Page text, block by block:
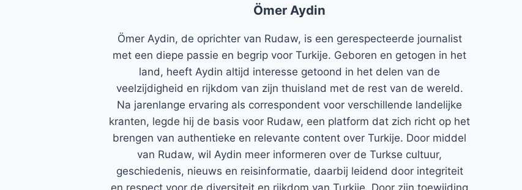
Ömer Aydin
Ömer Aydin, de oprichter van Rudaw, is een gerespecteerde journalist
met een diepe passie en begrip voor Turkije. Geboren en getogen in het
land, heeft Aydin altijd interesse getoond in het delen van de
veelzijdigheid en rijkdom van zijn thuisland met de rest van de wereld.
Na jarenlange ervaring als correspondent voor verschillende landelijke
kranten, legde hij de basis voor Rudaw, een platform dat zich richt op het
brengen van authentieke en relevante content over Turkije. Door middel
van Rudaw, wil Aydin meer informeren over de Turkse cultuur,
geschiedenis, nieuws en reisinformatie, daarbij leidend door integriteit
en respect voor de diversiteit en rijkdom van Turkije. Door zijn toewijding